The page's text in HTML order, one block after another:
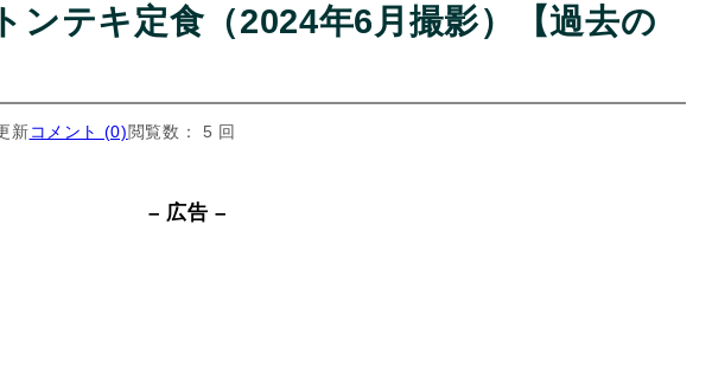
ンテキ定食（2024年6月撮影）【過去の
新コメント (0)閲覧数： 5 回
– 広告 –